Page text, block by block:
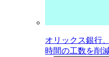
オリックス銀行
時間の工数を削